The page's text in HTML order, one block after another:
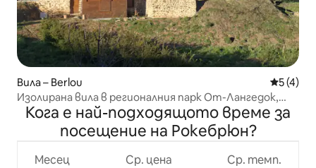
Вила – Berlou Средна
5 (4)
Изолирана вила в регионалния парк От-Лангедок,
джакузи
Кога е най-подходящото време за
посещение на Рокебрюн?
Месец Ср. цена Ср. темп.